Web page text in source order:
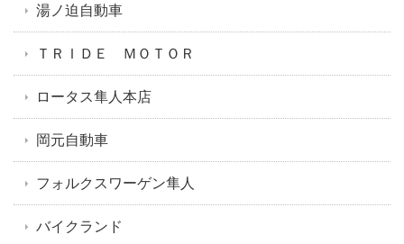
湯ノ迫自動車
ＴＲＩＤＥ ＭＯＴＯＲ
ロータス隼人本店
岡元自動車
フォルクスワーゲン隼人
バイクランド